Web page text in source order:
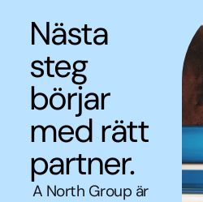
Nästa
steg
börjar
med rätt
partner.
A North Group är